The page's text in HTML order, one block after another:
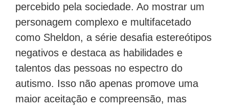
percebido pela sociedade. Ao mostrar um
personagem complexo e multifacetado
como Sheldon, a série desafia estereótipos
negativos e destaca as habilidades e
talentos das pessoas no espectro do
autismo. Isso não apenas promove uma
maior aceitação e compreensão, mas